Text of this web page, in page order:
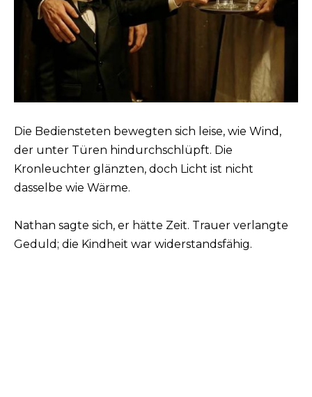
Die Bediensteten bewegten sich leise, wie Wind,
der unter Türen hindurchschlüpft. Die
Kronleuchter glänzten, doch Licht ist nicht
dasselbe wie Wärme.
Nathan sagte sich, er hätte Zeit. Trauer verlangte
Geduld; die Kindheit war widerstandsfähig.